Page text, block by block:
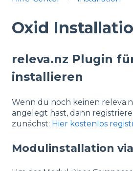
Oxid
releva.nz Plugin
installieren
Wenn du noch keinen
angelegt hast, dann
zunächst: Hier kostenlos
Modulinstallation